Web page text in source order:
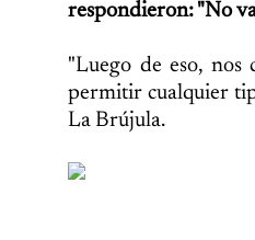
respondieron: "No
"Luego de eso, nos
permitir cualquier
La Brújula.